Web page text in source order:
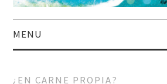
MENU
¿EN CARNE PROPIA?